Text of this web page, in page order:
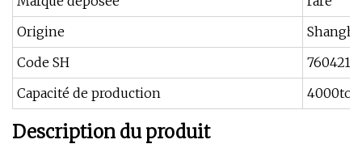
Origine
Code SH
Capacité de production
Description du produit